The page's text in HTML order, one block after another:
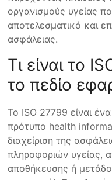
οργανισμούς υγείας
αποτελεσματικό και
ασφάλειας.
Τι είναι το
το πεδίο
Το ISO 27799 είναι
πρότυπο health
διαχείριση της
πληροφοριών υγείας,
αποθήκευσης ή